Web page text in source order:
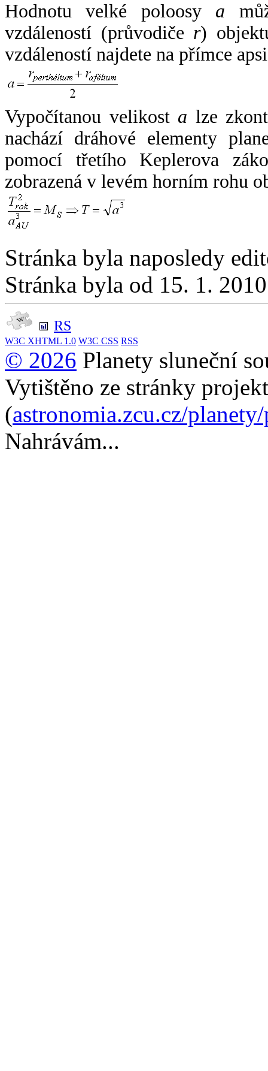
Hodnotu velké poloosy a
vzdáleností (průvodiče r)
vzdáleností najdete na přímce
Vypočítanou velikost a lze
nachází dráhové elementy
pomocí třetího Keplerova
zobrazená v levém horním rohu
Stránka byla naposledy
Stránka byla od 15. 1.
RS
W3C XHTML 1.0 W3C CSS RSS
© 2026 Planety sluneční
Vytištěno ze stránky
(astronomia.zcu.cz/
Nahrávám...